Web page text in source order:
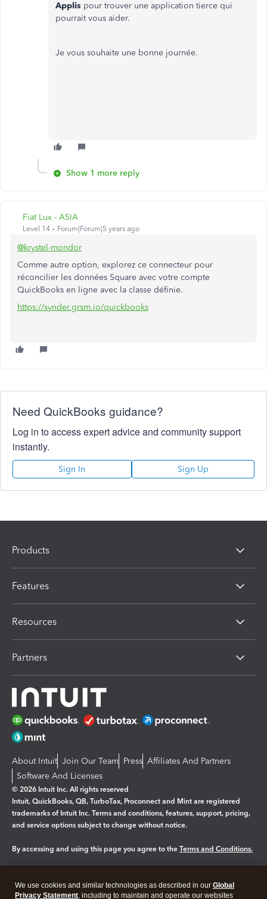
Applis pour trouver une application tierce qui
pourrait vous aider.
Je vous souhaite une bonne journée.
Show 1 more reply
Fiat Lux - ASIA
Level 14 Forum|Forum|5 years ago
@krystel-mondor
Comme autre option, explorez ce connecteur pour
réconcilier les données Square avec votre compte
QuickBooks en ligne avec la classe définie.
https://synder.grsm.io/quickbooks
Need QuickBooks guidance?
Log in to access expert advice and community support
instantly.
Sign In Sign Up
Products
Features
Resources
Partners
About Intuit Join Our Team Press Affiliates And Partners
Software And Licenses
© 2026 Intuit Inc. All rights reserved
Intuit, QuickBooks, QB, TurboTax, Proconnect and Mint are registered
trademarks of Intuit Inc. Terms and conditions, features, support, pricing,
and service options subject to change without notice.
By accessing and using this page you agree to the Terms and Conditions.
Legal Privacy Security
We use cookies and similar technologies as described in our Global
Privacy Statement, including to maintain and operate our websites